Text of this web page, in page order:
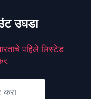
उघडा
पहिले लिस्टेड